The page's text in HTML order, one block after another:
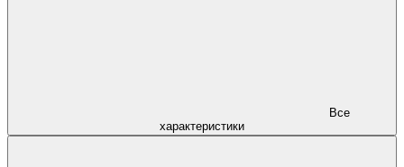
характеристики